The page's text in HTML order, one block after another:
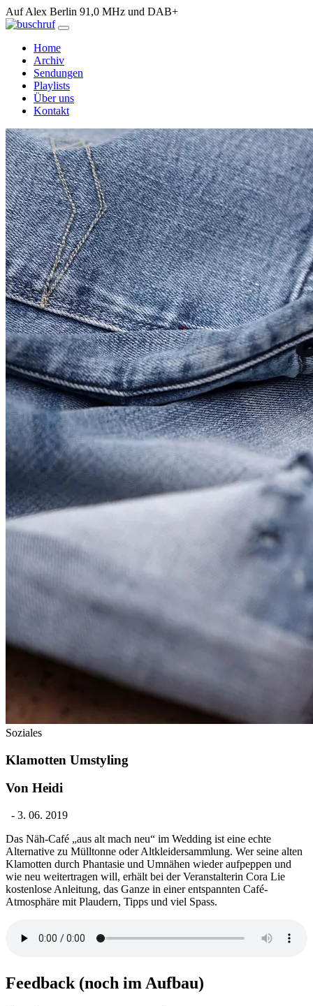
Auf Alex Berlin 91,0 MHz und DAB+
Home
Archiv
Sendungen
Playlists
Über uns
Kontakt
Soziales
Klamotten Umstyling
Von Heidi
- 3. 06. 2019
Das Näh-Café „aus alt mach neu“ im Wedding ist eine echte
Alternative zu Mülltonne oder Altkleidersammlung. Wer seine alten
Klamotten durch Phantasie und Umnähen wieder aufpeppen und
wie neu weitertragen will, erhält bei der Veranstalterin Cora Lie
kostenlose Anleitung, das Ganze in einer entspannten Café-
Atmosphäre mit Plaudern, Tipps und viel Spass.
Feedback (noch im Aufbau)